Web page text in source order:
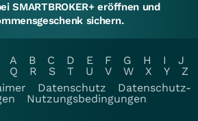
SMARTBROKER+ eröffnen und
sichern.
A B C D E F G H I
J
Q R S T U V W X Y
Z
Datenschutz
Datenschutz-
Nutzungsbedingungen